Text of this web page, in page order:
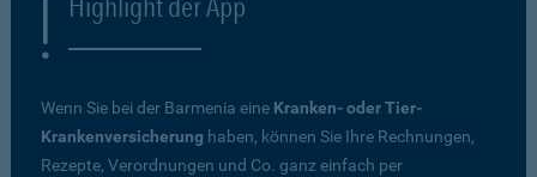
Wenn Sie bei der Barmenia eine Kranken- oder Tier-
Krankenversicherung haben, können Sie Ihre Rechnungen,
Rezepte, Verordnungen und Co. ganz einfach per